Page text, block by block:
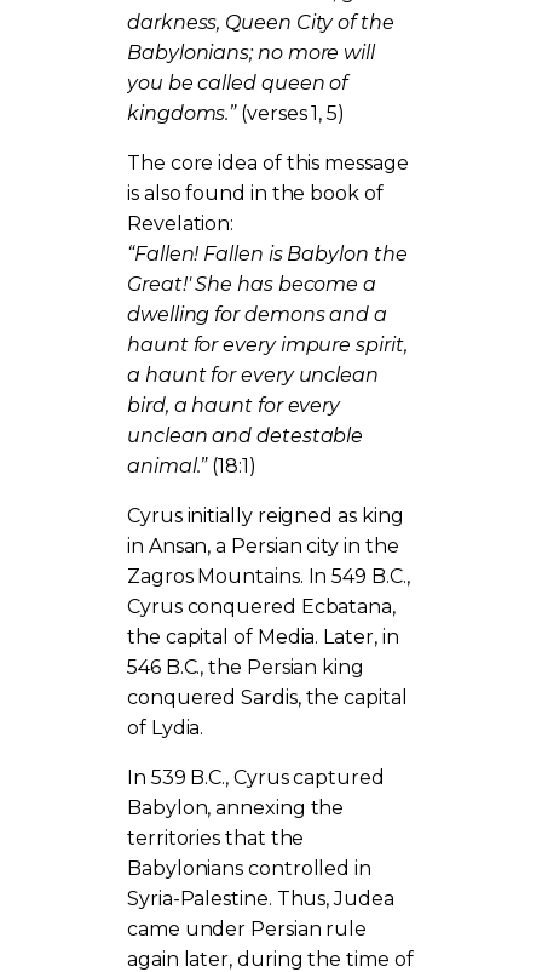
darkness, Queen City of the
Babylonians; no more will
you be called queen of
kingdoms.”(verses 1, 5)
The core idea of this message
is also found in the book of
Revelation:
“Fallen! Fallen is Babylon the
Great!' She has become a
dwelling for demons and a
haunt for every impure spirit,
a haunt for every unclean
bird, a haunt for every
unclean and detestable
animal.”(18:1)
Cyrus initially reigned as king
in Ansan, a Persian city in the
Zagros Mountains. In 549 B.C.,
Cyrus conquered Ecbatana,
the capital of Media. Later, in
546 B.C., the Persian king
conquered Sardis, the capital
of Lydia.
In 539 B.C., Cyrus captured
Babylon, annexing the
territories that the
Babylonians controlled in
Syria-Palestine. Thus, Judea
came under Persian rule
again later, during the time of